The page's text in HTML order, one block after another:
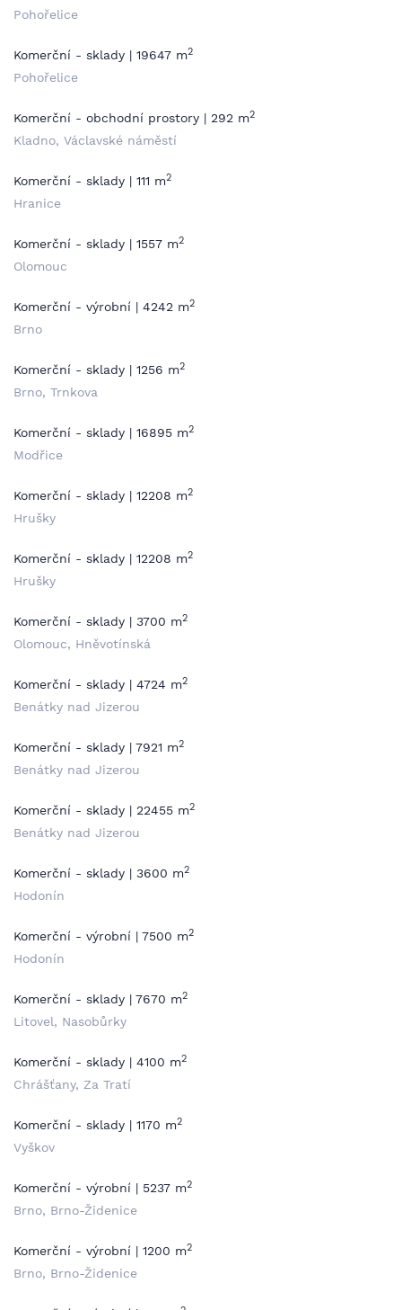
Pohořelice
Komerční - sklady | 19647 m2
Pohořelice
Komerční - obchodní prostory | 292 m2
Kladno, Václavské náměstí
Komerční - sklady | 111 m2
Hranice
Komerční - sklady | 1557 m2
Olomouc
Komerční - výrobní | 4242 m2
Brno
Komerční - sklady | 1256 m2
Brno, Trnkova
Komerční - sklady | 16895 m2
Modřice
Komerční - sklady | 12208 m2
Hrušky
Komerční - sklady | 12208 m2
Hrušky
Komerční - sklady | 3700 m2
Olomouc, Hněvotínská
Komerční - sklady | 4724 m2
Benátky nad Jizerou
Komerční - sklady | 7921 m2
Benátky nad Jizerou
Komerční - sklady | 22455 m2
Benátky nad Jizerou
Komerční - sklady | 3600 m2
Hodonín
Komerční - výrobní | 7500 m2
Hodonín
Komerční - sklady | 7670 m2
Litovel, Nasobůrky
Komerční - sklady | 4100 m2
Chrášťany, Za Tratí
Komerční - sklady | 1170 m2
Vyškov
Komerční - výrobní | 5237 m2
Brno, Brno-Židenice
Komerční - výrobní | 1200 m2
Brno, Brno-Židenice